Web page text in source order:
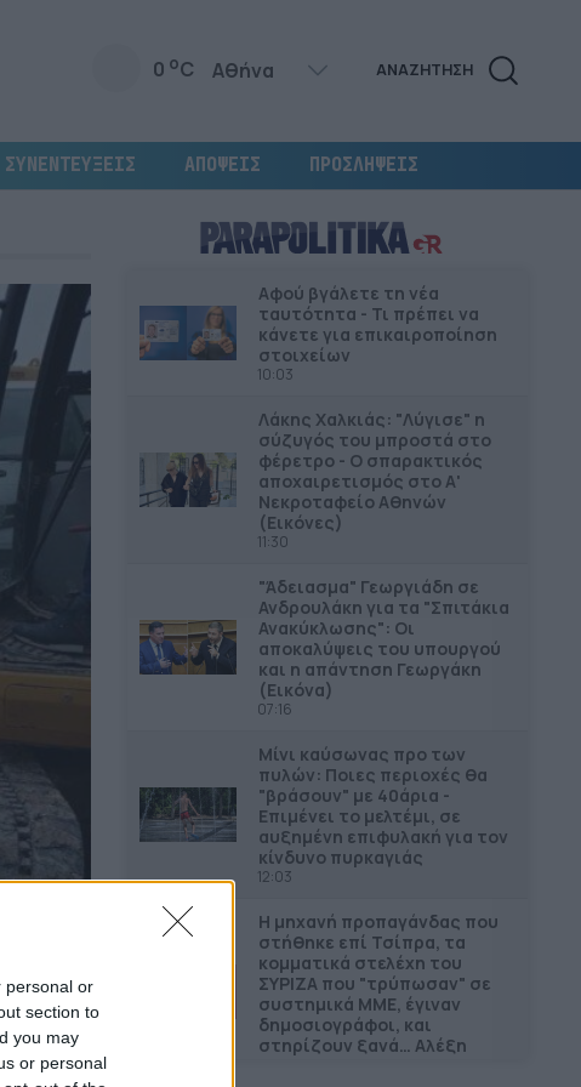
personal or
section to
you may
or personal
0 oC ΑΝΑΖΗΤΗΣΗ
ΣΥΝΕΝΤΕΥΞΕΙΣ ΑΠΟΨΕΙΣ ΠΡΟΣΛΗΨΕΙΣ
Αφού βγάλετε τη νέα
ταυτότητα - Τι πρέπει να
κάνετε για επικαιροποίηση
στοιχείων
10:03
Λάκης Χαλκιάς: "Λύγισε" η
σύζυγός του μπροστά στο
φέρετρο - Ο σπαρακτικός
αποχαιρετισμός στο Α'
Νεκροταφείο Αθηνών
(Εικόνες)
11:30
"Άδειασµα" Γεωργιάδη σε
Ανδρουλάκη για τα "Σπιτάκια
Ανακύκλωσης": Οι
αποκαλύψεις του υπουργού
και η απάντηση Γεωργάκη
(Εικόνα)
07:16
Μίνι καύσωνας προ των
πυλών: Ποιες περιοχές θα
"βράσουν" με 40άρια -
Επιμένει το μελτέμι, σε
αυξημένη επιφυλακή για τον
κίνδυνο πυρκαγιάς
12:03
Η μηχανή προπαγάνδας που
στήθηκε επί Τσίπρα, τα
κομματικά στελέχη του
ΣΥΡΙΖΑ που "τρύπωσαν" σε
συστημικά ΜΜΕ, έγιναν
δημοσιογράφοι, και
στηρίζουν ξανά… Αλέξη